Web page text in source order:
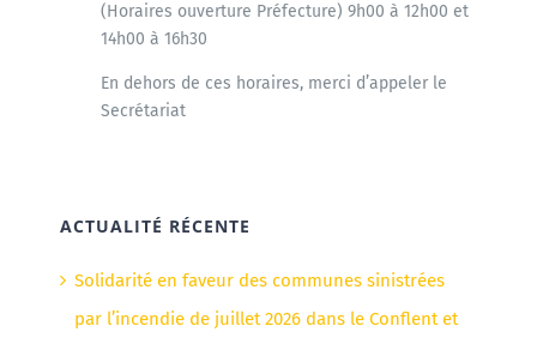
(Horaires ouverture Préfecture) 9h00 à 12h00 et
14h00 à 16h30
En dehors de ces horaires, merci d’appeler le
Secrétariat
ACTUALITÉ RÉCENTE
Solidarité en faveur des communes sinistrées
par l’incendie de juillet 2026 dans le Conflent et